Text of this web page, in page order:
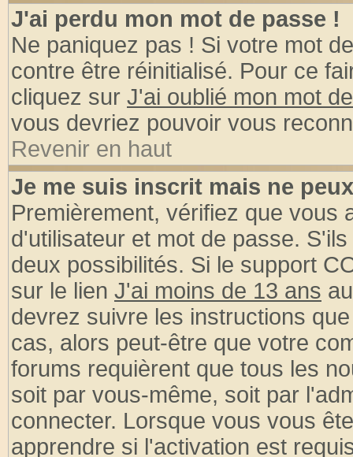
J'ai perdu mon mot de passe !
Ne paniquez pas ! Si votre mot
contre être réinitialisé. Pour ce
cliquez sur J'ai oublié mon mot
vous devriez pouvoir vous
Revenir en haut
Je me suis inscrit mais ne
Premièrement, vérifiez que vous
d'utilisateur et mot de passe.
deux possibilités. Si le support
sur le lien J'ai moins de 13 ans
devrez suivre les instructions
cas, alors peut-être que votre
forums requièrent que tous les
soit par vous-même, soit par
connecter. Lorsque vous vous
apprendre si l'activation est